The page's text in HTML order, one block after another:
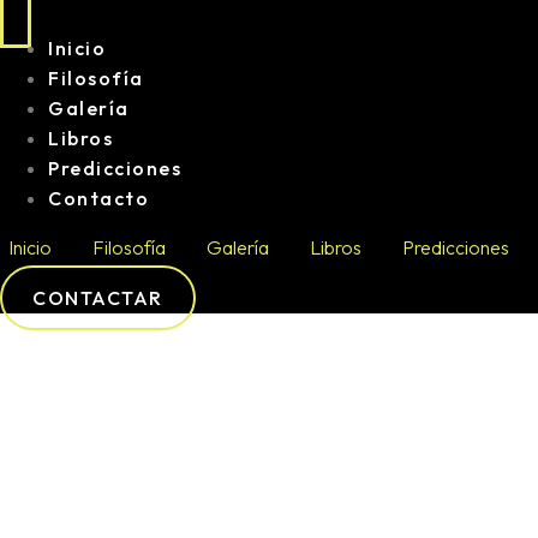
Inicio
Filosofía
Galería
Libros
Predicciones
Contacto
Inicio Filosofía Galería Libros Predicciones
CONTACTARINLE